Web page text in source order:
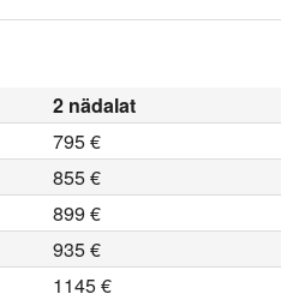
2 nädalat
795 €
855 €
899 €
935 €
1145 €